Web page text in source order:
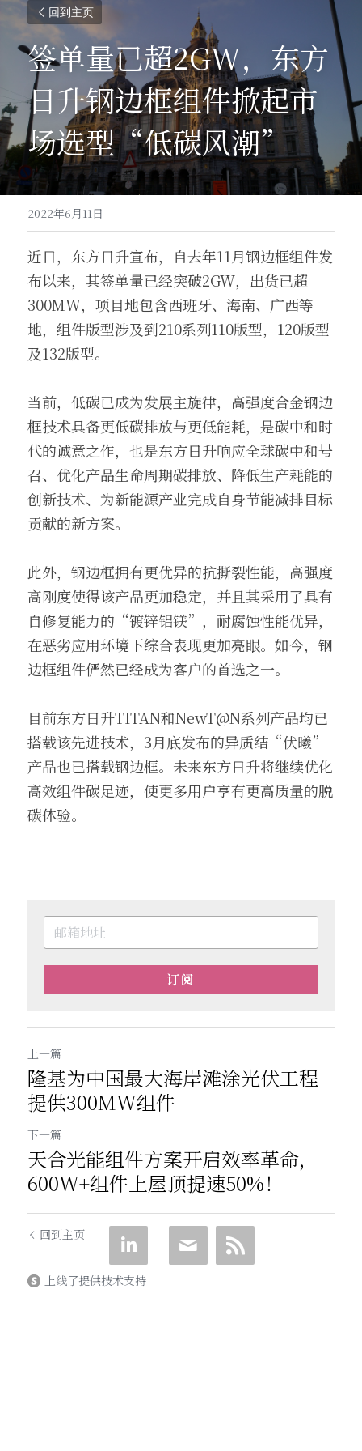
回到主页
签单量已超2GW，东方
日升钢边框组件掀起市
场选型“低碳风潮”
2022年6月11日
近日，东方日升宣布，自去年11月钢边框组件发
布以来，其签单量已经突破2GW，出货已超
300MW，项目地包含西班牙、海南、广西等
地，组件版型涉及到210系列110版型，120版型
及132版型。
当前，低碳已成为发展主旋律，高强度合金钢边
框技术具备更低碳排放与更低能耗，是碳中和时
代的诚意之作，也是东方日升响应全球碳中和号
召、优化产品生命周期碳排放、降低生产耗能的
创新技术、为新能源产业完成自身节能减排目标
贡献的新方案。
此外，钢边框拥有更优异的抗撕裂性能，高强度
高刚度使得该产品更加稳定，并且其采用了具有
自修复能力的“镀锌铝镁”，耐腐蚀性能优异，
在恶劣应用环境下综合表现更加亮眼。如今，钢
边框组件俨然已经成为客户的首选之一。
目前东方日升TITAN和NewT@N系列产品均已
搭载该先进技术，3月底发布的异质结“伏曦”
产品也已搭载钢边框。未来东方日升将继续优化
高效组件碳足迹，使更多用户享有更高质量的脱
碳体验。
订阅
上一篇
隆基为中国最大海岸滩涂光伏工程
提供300MW组件
下一篇
天合光能组件方案开启效率革命，
600W+组件上屋顶提速50%！
回到主页
上线了提供技术支持